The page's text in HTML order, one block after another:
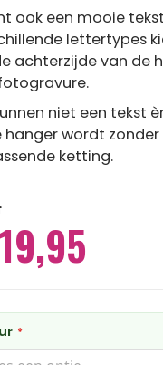
ook een mooie
lettertypes
achterzijde van de
niet een tekst
hanger wordt
ketting.